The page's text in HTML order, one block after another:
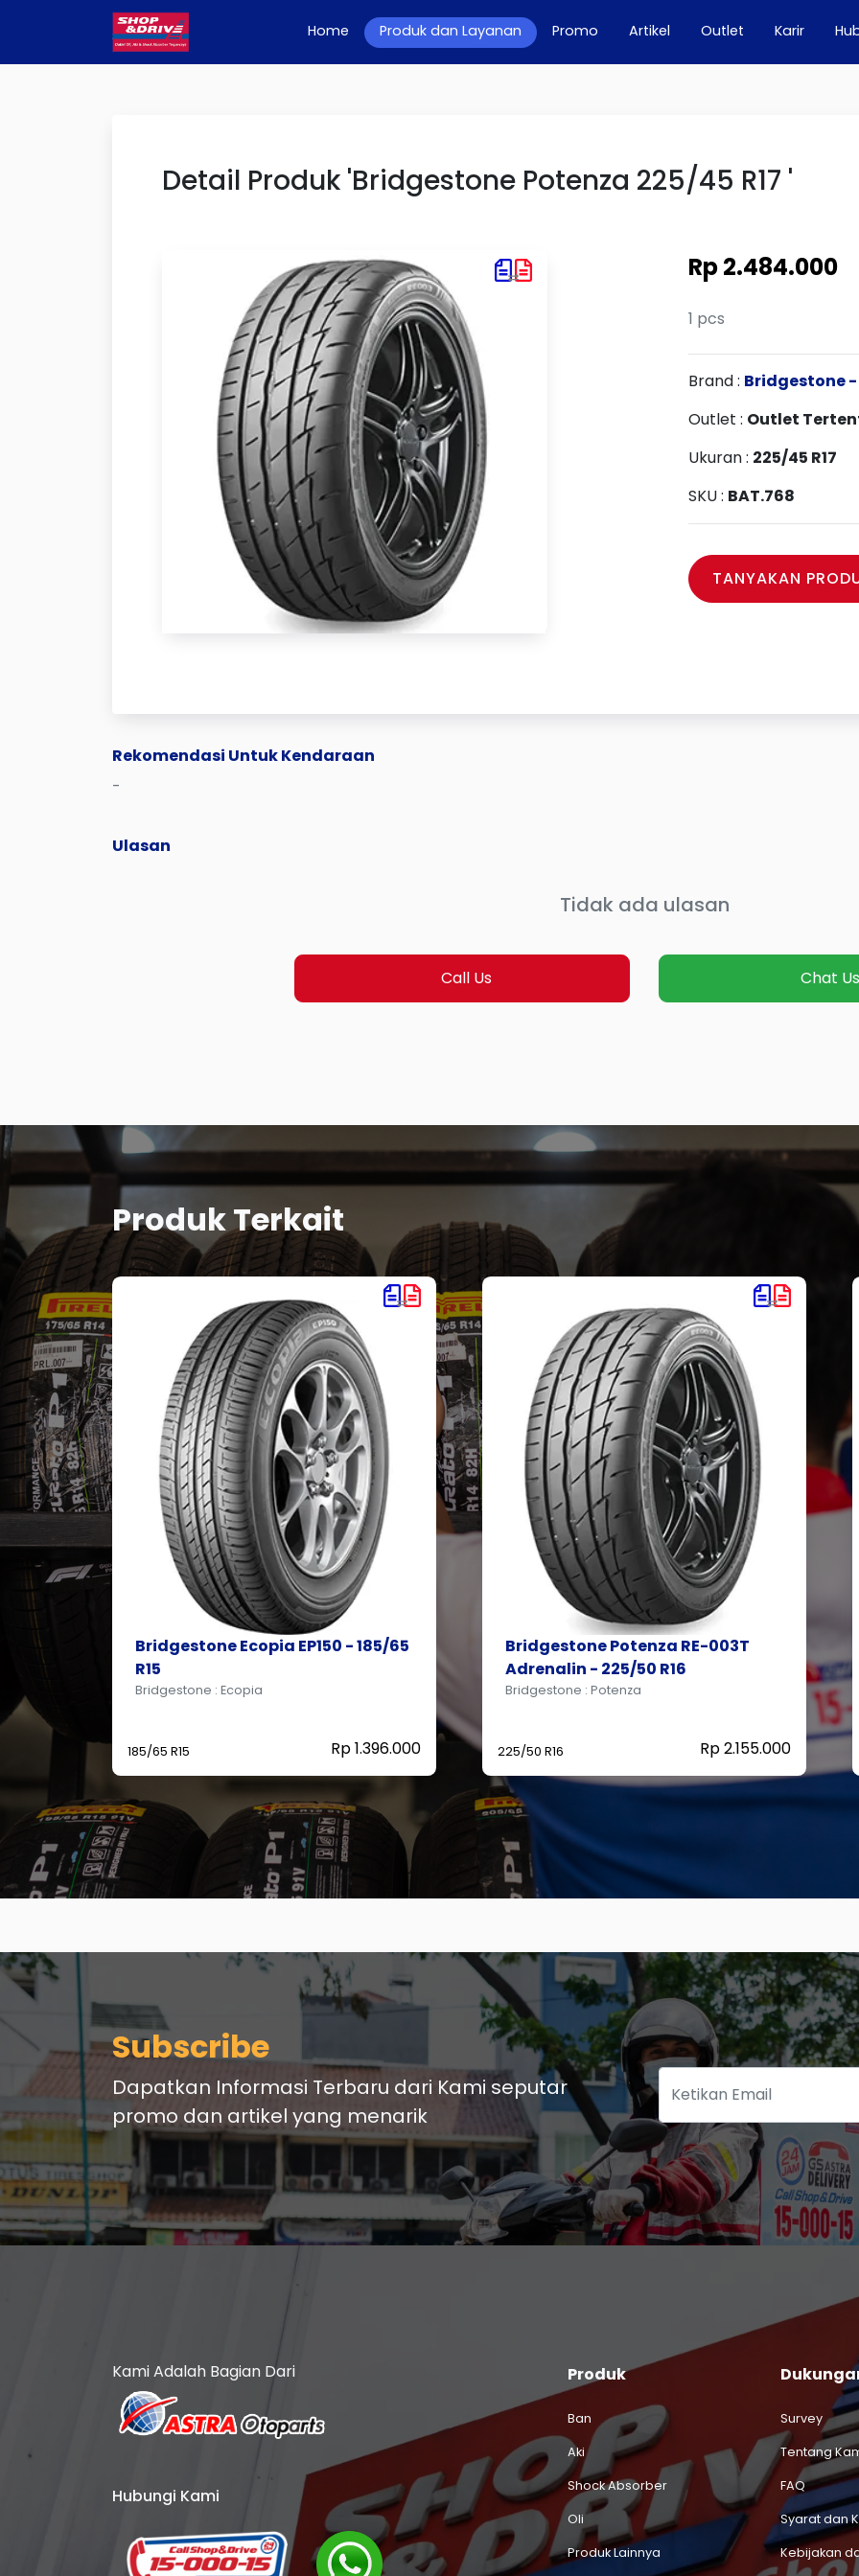
Home (current)
Produk dan Layanan Promo Artikel Outlet Karir
Detail Produk 'Bridgestone Potenza 225/45 R17 '
Rp 2.484.000
1 pcs
Brand : Bridgestone
Outlet : Outlet
Ukuran : 225/45 R17
SKU : BAT.768
TANYAKAN
Rekomendasi Untuk Kendaraan
-
Ulasan
Tidak ada ulasan
Call Us Chat Us
Produk Terkait
Bridgestone Ecopia EP150 - 185/65
R15
Bridgestone : Ecopia
185/65 R15 Rp 1.396.000
Bridgestone Potenza RE-003T
Adrenalin - 225/50 R16
Bridgestone : Potenza
225/50 R16 Rp 2.155.000
Subscribe
Dapatkan Informasi Terbaru dari Kami seputar
promo dan artikel yang menarik
Kami Adalah Bagian Dari
Hubungi Kami
Produk
Ban
Aki
Shock Absorber
Oli
Produk Lainnya
Survey
Tentang
FAQ
Syarat dan
Kebijakan